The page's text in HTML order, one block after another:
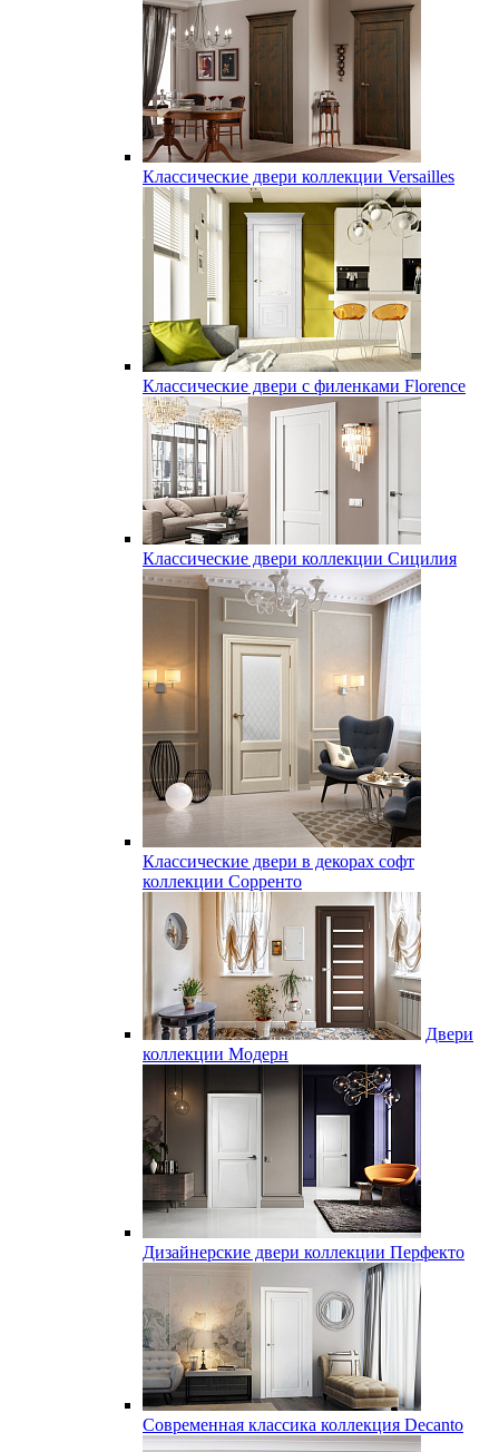
Классические двери коллекции Versailles
Классические двери с филенками Florence
Классические двери коллекции Сицилия
Классические двери в декорах софт
коллекции Сорренто
Двери
коллекции Модерн
Дизайнерские двери коллекции Перфекто
Современная классика коллекция Decanto